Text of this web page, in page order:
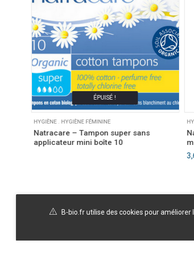
ÉPUISÉ !
HYGIÈNE. HYGIÈNE FÉMININE
Natracare – Tampon super sans
applicateur mini boîte 10
B-bio.fr utilise des cookies pour